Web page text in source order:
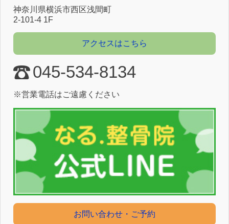
神奈川県横浜市⻄区浅間町
2-101-4 1F
アクセスはこちら
045-534-8134
※営業電話はご遠慮ください
お問い合わせ・ご予約